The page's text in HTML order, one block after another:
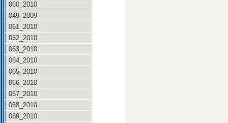
060_2010
049_2009
061_2010
062_2010
063_2010
064_2010
065_2010
066_2010
067_2010
068_2010
069_2010